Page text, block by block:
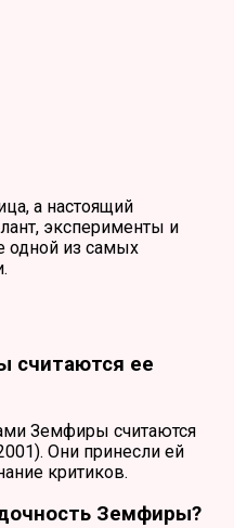
а настоящий
эксперименты и
одной из самых
считаются ее
Земфиры считаются
Они принесли ей
критиков.
Земфиры?